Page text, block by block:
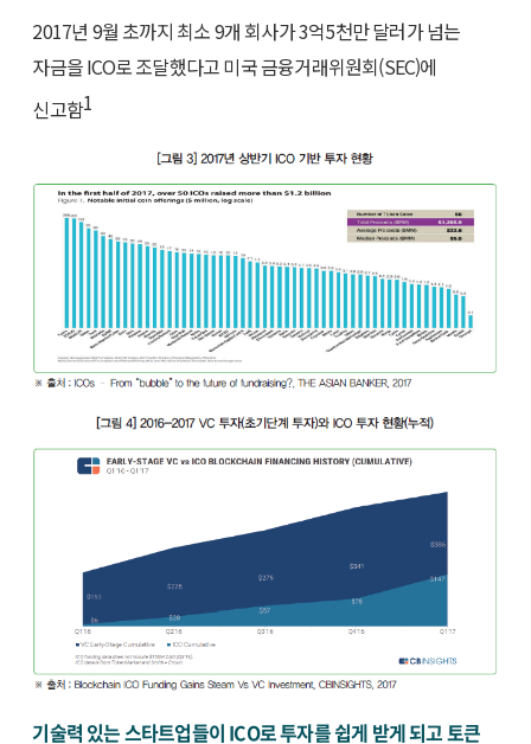
2017년 9월 초까지 최소 9개 회사가 3억5천만 달러가 넘는
자금을 ICO로 조달했다고 미국 금융거래위원회(SEC)에
신고함1
기술력 있는 스타트업들이 ICO로 투자를 쉽게 받게 되고 토큰